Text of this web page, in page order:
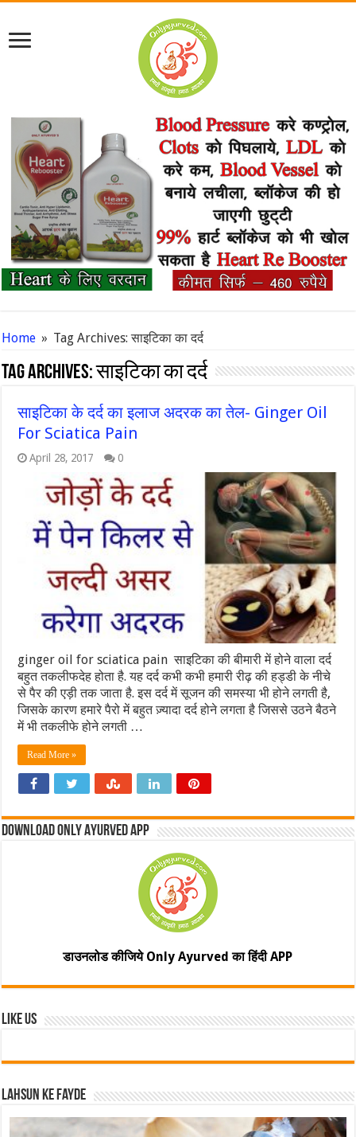
Home » Tag Archives: साइटिका का दर्द
Tag Archives:साइटिका का दर्द
साइटिका के दर्द का इलाज अदरक का तेल- Ginger Oil
For Sciatica Pain
April 28, 2017 0
ginger oil for sciatica pain साइटिका की बीमारी में होने वाला दर्द
बहुत तकलीफदेह होता है. यह दर्द कभी कभी हमारी रीढ़ की हड्डी के नीचे
से पैर की एड़ी तक जाता है. इस दर्द में सूजन की समस्या भी होने लगती है,
जिसके कारण हमारे पैरो में बहुत ज़्यादा दर्द होने लगता है जिससे उठने बैठने
में भी तकलीफे होने लगती …
Read More »
Download Only Ayurved App
डाउनलोड कीजिये Only Ayurved का हिंदी APP
Like Us
Lahsun ke fayde